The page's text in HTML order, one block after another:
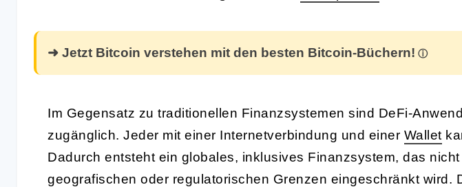
➜ Jetzt Bitcoin verstehen mit den besten Bitcoin-Büchern!
Im Gegensatz zu traditionellen Finanzsystemen sind DeFi-
zugänglich. Jeder mit einer Internetverbindung und einer Wallet
Dadurch entsteht ein globales, inklusives Finanzsystem, das nicht
geografischen oder regulatorischen Grenzen eingeschränkt wird.